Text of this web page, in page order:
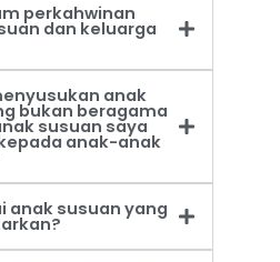
perkahwinan
dan keluarga
anak
bukan beragama
susuan saya
anak-anak
anak susuan yang